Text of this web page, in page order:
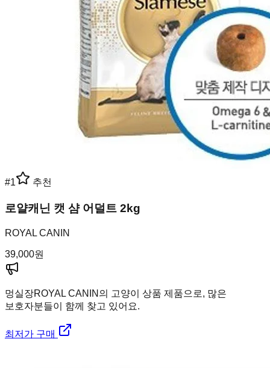
#1 추천
로얄캐닌 캣 샴 어덜트 2kg
ROYAL CANIN
39,000원
멍실장ROYAL CANIN의 고양이 상품 제품으로, 많은
보호자분들이 함께 찾고 있어요.
최저가 구매